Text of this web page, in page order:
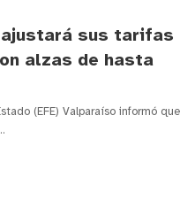
ajustará sus tarifas
alzas de hasta
(EFE) Valparaíso informó que